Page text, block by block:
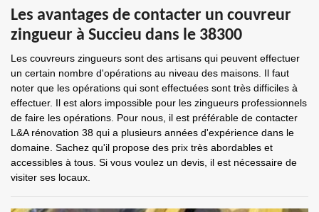
Les avantages de contacter un couvreur
zingueur à Succieu dans le 38300
Les couvreurs zingueurs sont des artisans qui peuvent effectuer
un certain nombre d'opérations au niveau des maisons. Il faut
noter que les opérations qui sont effectuées sont très difficiles à
effectuer. Il est alors impossible pour les zingueurs professionnels
de faire les opérations. Pour nous, il est préférable de contacter
L&A rénovation 38 qui a plusieurs années d'expérience dans le
domaine. Sachez qu'il propose des prix très abordables et
accessibles à tous. Si vous voulez un devis, il est nécessaire de
visiter ses locaux.